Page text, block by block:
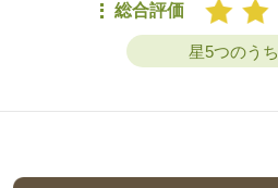
総合評価
星5つのうち